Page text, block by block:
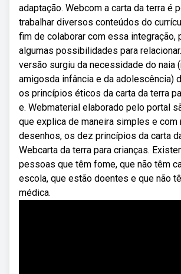
adaptação. Webcom a carta da terra é
trabalhar diversos conteúdos do
fim de colaborar com essa integração,
algumas possibilidades para
versão surgiu da necessidade do naia
amigosda infância e da adolescência)
os princípios éticos da carta da terra
e. Webmaterial elaborado pelo portal
que explica de maneira simples e com
desenhos, os dez princípios da carta
Webcarta da terra para crianças.
pessoas que têm fome, que não têm
escola, que estão doentes e que não
médica.